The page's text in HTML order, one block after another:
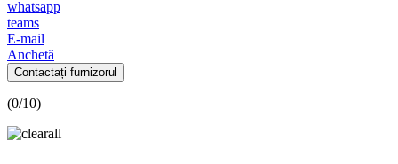
whatsapp
teams
E-mail
Anchetă
Contactați furnizorul
(0/10)